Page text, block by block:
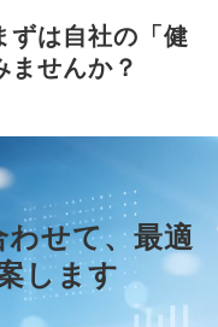
ずは自社の「健
ませんか？
せて、最適
します